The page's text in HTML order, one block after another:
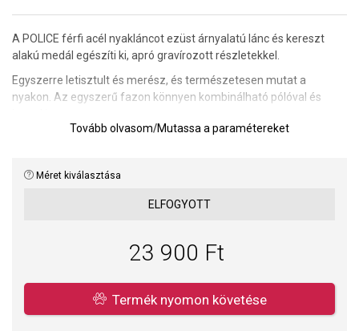
A POLICE férfi acél nyakláncot ezüst árnyalatú lánc és kereszt
alakú medál egészíti ki, apró gravírozott részletekkel.
Egyszerre letisztult és merész, és természetesen mutat a
nyakon. Az egyszerű fazon könnyen kombinálható pólóval és
Tovább olvasom/Mutassa a paramétereket
Méret kiválasztása
ELFOGYOTT
23 900 Ft
Termék nyomon követése